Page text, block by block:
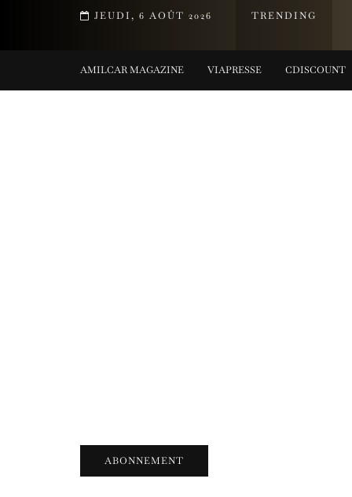
JEUDI, 6 AOÛT 2026 TRENDING
LA COLLECTION TIFFANY TITAN PAR PHARRELL WILLIAMS
AMILCAR MAGAZINE VIAPRESSE CDISCOUNT
ABONNEMENT